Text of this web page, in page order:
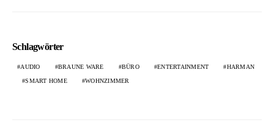
Schlagwörter
AUDIO BRAUNE WARE BÜRO ENTERTAINMENT HARMAN
SMART HOME WOHNZIMMER